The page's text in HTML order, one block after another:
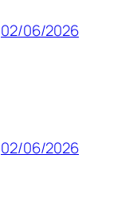
02/06/2026
02/06/2026